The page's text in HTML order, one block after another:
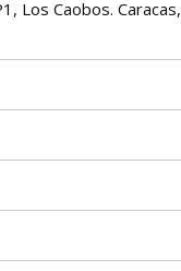
Los Caobos. Caracas,